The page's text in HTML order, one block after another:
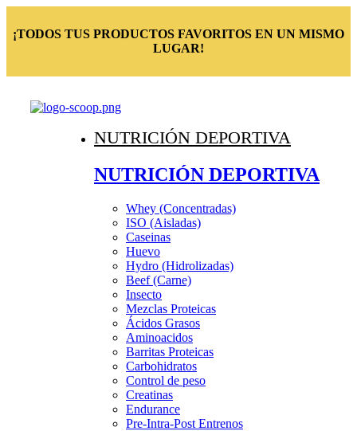
¡TODOS TUS PRODUCTOS FAVORITOS EN UN MISMO
LUGAR!
NUTRICIÓN DEPORTIVA
NUTRICIÓN DEPORTIVA
Whey (Concentradas)
ISO (Aisladas)
Caseinas
Huevo
Hydro (Hidrolizadas)
Beef (Carne)
Insecto
Mezclas Proteicas
Ácidos Grasos
Aminoacidos
Barritas Proteicas
Carbohidratos
Control de peso
Creatinas
Endurance
Pre-Intra-Post Entrenos